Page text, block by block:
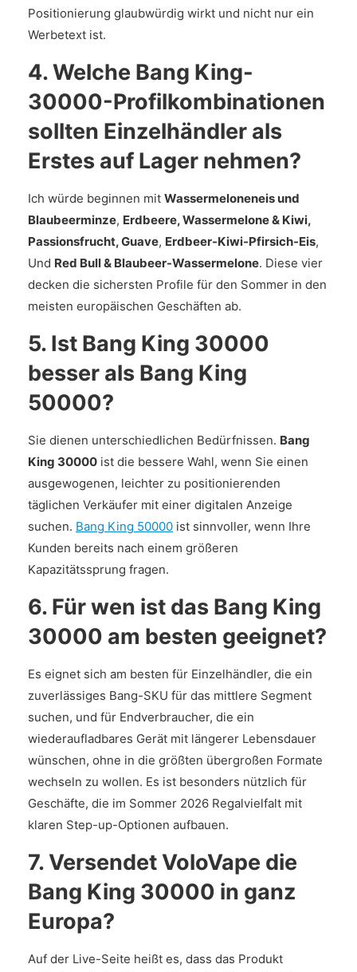
Positionierung glaubwürdig wirkt und nicht nur ein
Werbetext ist.
4. Welche Bang King-
30000-Profilkombinationen
sollten Einzelhändler als
Erstes auf Lager nehmen?
Ich würde beginnen mit Wassermeloneneis und
Blaubeerminze, Erdbeere, Wassermelone & Kiwi,
Passionsfrucht, Guave, Erdbeer-Kiwi-Pfirsich-Eis,
Und Red Bull & Blaubeer-Wassermelone. Diese vier
decken die sichersten Profile für den Sommer in den
meisten europäischen Geschäften ab.
5. Ist Bang King 30000
besser als Bang King
50000?
Sie dienen unterschiedlichen Bedürfnissen. Bang
King 30000 ist die bessere Wahl, wenn Sie einen
ausgewogenen, leichter zu positionierenden
täglichen Verkäufer mit einer digitalen Anzeige
suchen. Bang King 50000 ist sinnvoller, wenn Ihre
Kunden bereits nach einem größeren
Kapazitätssprung fragen.
6. Für wen ist das Bang King
30000 am besten geeignet?
Es eignet sich am besten für Einzelhändler, die ein
zuverlässiges Bang-SKU für das mittlere Segment
suchen, und für Endverbraucher, die ein
wiederaufladbares Gerät mit längerer Lebensdauer
wünschen, ohne in die größten übergroßen Formate
wechseln zu wollen. Es ist besonders nützlich für
Geschäfte, die im Sommer 2026 Regalvielfalt mit
klaren Step-up-Optionen aufbauen.
7. Versendet VoloVape die
Bang King 30000 in ganz
Europa?
Auf der Live-Seite heißt es, dass das Produkt